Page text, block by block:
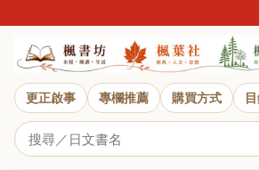
更正啟事 專欄推薦 購買方式